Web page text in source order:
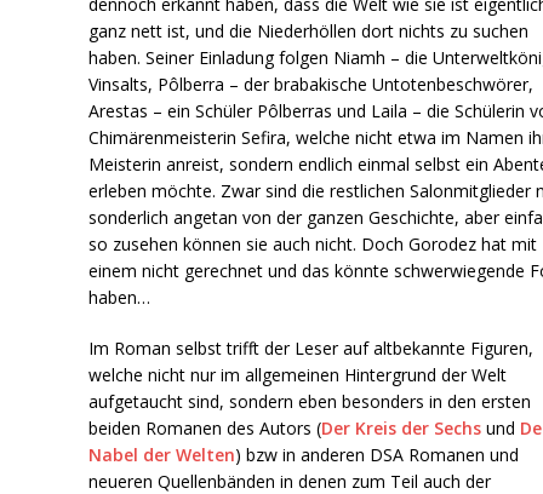
ganz nett ist, und die Niederhöllen dort nichts zu suchen
haben. Seiner Einladung folgen Niamh – die
Vinsalts, Pôlberra – der brabakische Untotenbeschwörer,
Arestas – ein Schüler Pôlberras und Laila – die Schülerin
Chimärenmeisterin Sefira, welche nicht etwa im Namen
Meisterin anreist, sondern endlich einmal selbst ein
erleben möchte. Zwar sind die restlichen Salonmitglieder
sonderlich angetan von der ganzen Geschichte, aber
so zusehen können sie auch nicht. Doch Gorodez hat mit
einem nicht gerechnet und das könnte schwerwiegende
haben…
Im Roman selbst trifft der Leser auf altbekannte Figuren,
welche nicht nur im allgemeinen Hintergrund der Welt
aufgetaucht sind, sondern eben besonders in den ersten
beiden Romanen des Autors (Der Kreis der Sechs und
Nabel der Welten) bzw in anderen DSA Romanen und
neueren Quellenbänden in denen zum Teil auch der